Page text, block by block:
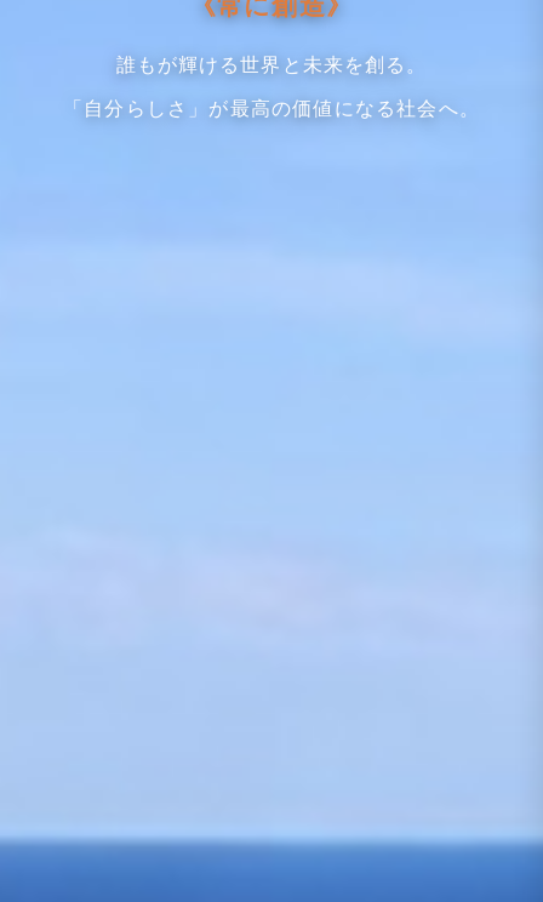
誰もが輝ける世界と未来を創る。
「自分らしさ」が最高の価値になる社会へ。